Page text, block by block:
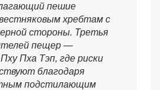
пешие
хребтам с
стороны. Третья
пещер —
Пха Тэп, где риски
благодаря
подстилающим